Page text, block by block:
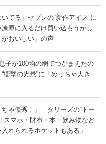
てる」セブンの“新作アイス”に
凍庫に入るだけ買い込もうかし
おいしい」の声
子が100均の網でつかまえたの
撃の光景”に「めっちゃ大き
ちゃ優秀！」 タリーズの“トー
スマホ・財布・本・飲み物など
れられるポケットもある」